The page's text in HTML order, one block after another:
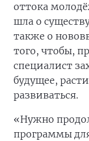
оттока
шла о
также о
того, чтобы,
специалист
будущее,
развиваться.
«Нужно
программы